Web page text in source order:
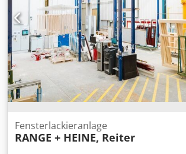
Fensterlackieranlage
RANGE + HEINE, Reiter